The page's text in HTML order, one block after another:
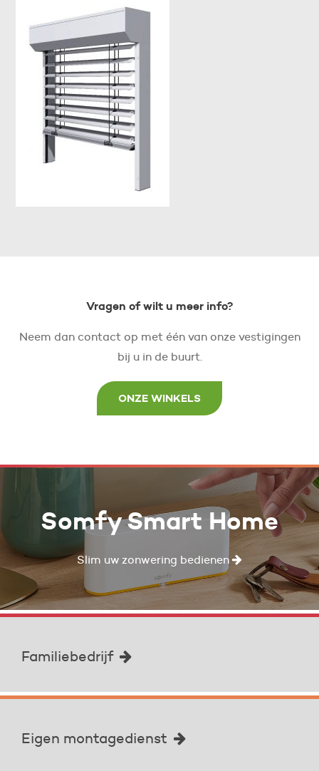
Vragen of wilt u meer info?
Neem dan contact op met één van onze vestigingen
bij u in de buurt.
ONZE WINKELS
Somfy Smart Home
Slim uw zonwering bedienen
Familiebedrijf
Eigen montagedienst